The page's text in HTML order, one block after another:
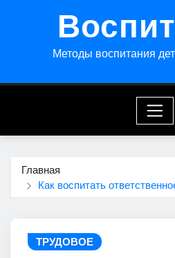
Методы воспитания
Главная
Как воспитать
ТРУДОВОЕ